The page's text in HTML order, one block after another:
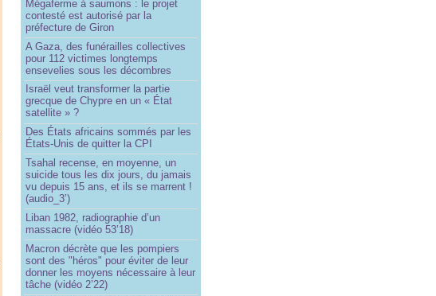
Mégaferme à saumons : le projet
contesté est autorisé par la
préfecture de Giron
A Gaza, des funérailles collectives
pour 112 victimes longtemps
ensevelies sous les décombres
Israël veut transformer la partie
grecque de Chypre en un « État
satellite » ?
Des États africains sommés par les
États-Unis de quitter la CPI
Tsahal recense, en moyenne, un
suicide tous les dix jours, du jamais
vu depuis 15 ans, et ils se marrent !
(audio_3’)
Liban 1982, radiographie d’un
massacre (vidéo 53’18)
Macron décrète que les pompiers
sont des "héros" pour éviter de leur
donner les moyens nécessaire à leur
tâche (vidéo 2’22)